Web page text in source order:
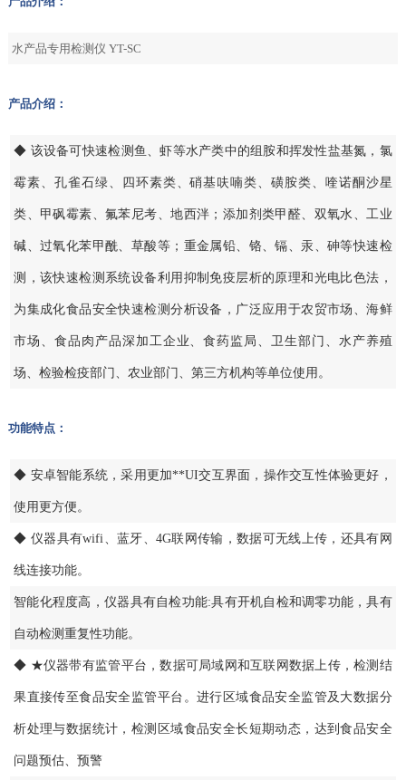
水产品专用检测仪 YT-SC
产品介绍：
◆ 该设备可快速检测鱼、虾等水产类中的组胺和挥发性盐基氮，氯
霉素、孔雀石绿、四环素类、硝基呋喃类、磺胺类、喹诺酮沙星
类、甲砜霉素、氟苯尼考、地西泮；添加剂类甲醛、双氧水、工业
碱、过氧化苯甲酰、草酸等；重金属铅、铬、镉、汞、砷等快速检
测，该快速检测系统设备利用抑制免疫层析的原理和光电比色法，
为集成化食品安全快速检测分析设备，广泛应用于农贸市场、海鲜
市场、食品肉产品深加工企业、食药监局、卫生部门、水产养殖
场、检验检疫部门、农业部门、第三方机构等单位使用。
功能特点：
◆ 安卓智能系统，采用更加**UI交互界面，操作交互性体验更好，
使用更方便。
◆ 仪器具有wifi、蓝牙、4G联网传输，数据可无线上传，还具有网
线连接功能。
智能化程度高，仪器具有自检功能:具有开机自检和调零功能，具有
自动检测重复性功能。
◆ ★仪器带有监管平台，数据可局域网和互联网数据上传，检测结
果直接传至食品安全监管平台。进行区域食品安全监管及大数据分
析处理与数据统计，检测区域食品安全长短期动态，达到食品安全
问题预估、预警